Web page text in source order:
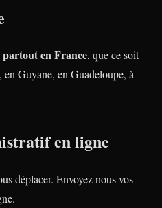
partout en France, que ce soit
Guyane, en Guadeloupe, à
en ligne
déplacer. Envoyez nous vos